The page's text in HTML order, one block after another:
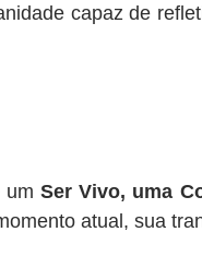
capaz de
umSer Vivo, uma
atual, sua